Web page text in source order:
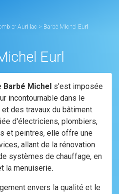
Aurillac > Barbé Michel Eurl
Eurl
Barbé Michel s'est imposée
incontournable dans le
des travaux du bâtiment.
d'électriciens, plombiers,
et peintres, elle offre une
allant de la rénovation
systèmes de chauffage, en
la menuiserie.
envers la qualité et le